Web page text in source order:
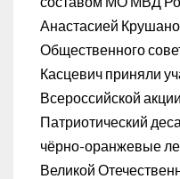
Анастасией
Общественного
Касцевич приняли
Всероссийской
Патриотический
чёрно-оранжевые
Великой